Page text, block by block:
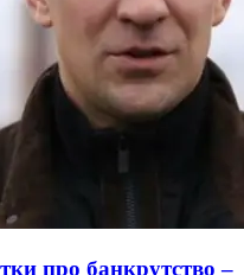
про банкрутство –